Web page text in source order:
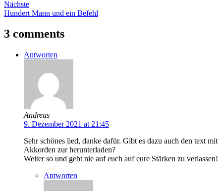
Nächste
Hundert Mann und ein Befehl
3 comments
Antworten
Andreas
9. Dezember 2021 at 21:45
Sehr schönes lied, danke dafür. Gibt es dazu auch den text mit
Akkorden zur herunterladen?
Weiter so und gebt nie auf euch auf eure Stärken zu verlassen!
Antworten